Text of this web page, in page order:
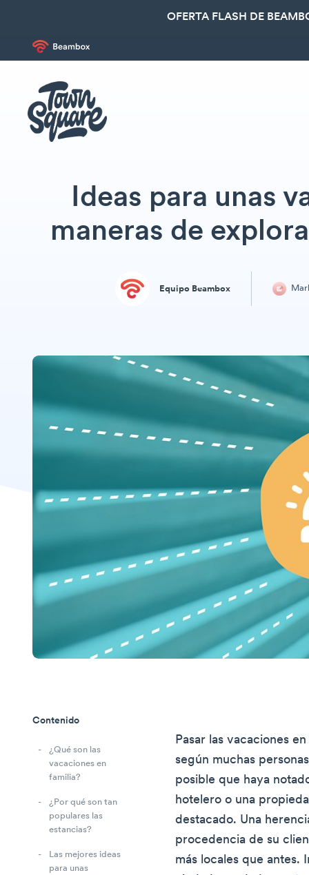
OFERTA FLASH DE
Ideas para unas
maneras de
Equipo Beambox
Contenido
¿Qué son las
vacaciones en
familia?
¿Por qué son tan
populares las
estancias?
Las mejores ideas
para unas
Pasar las vacaciones
según muchas
posible que haya
hotelero o una
destacado. Una
procedencia de su
más locales que antes.